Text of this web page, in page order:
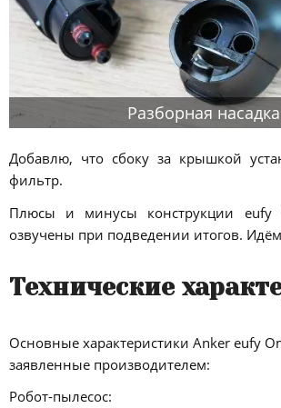
Разборная насадка
Добавлю, что сбоку за крышкой
фильтр.
Плюсы и минусы конструкции eufy
озвучены при подведении итогов.
Технические
Основные характеристики Anker eufy
заявленные производителем:
Робот-пылесос: